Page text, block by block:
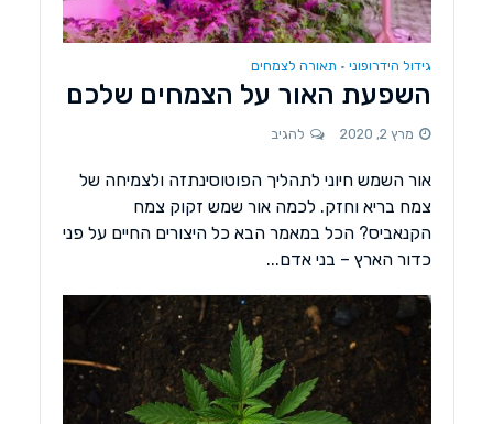
גידול הידרופוני • תאורה לצמחים
השפעת האור על הצמחים שלכם
מרץ 2, 2020 להגיב
אור השמש חיוני לתהליך הפוטוסינתזה ולצמיחה של
צמח בריא וחזק. לכמה אור שמש זקוק צמח
הקנאביס? הכל במאמר הבא כל היצורים החיים על פני
כדור הארץ – בני אדם...